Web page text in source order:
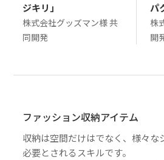
ジキリ」
株式会社グッズマン様 共
同開発
パ
株
開
ファッション収納アイテム
収納は空間だけはでなく、様々
必要とされるスキルです。